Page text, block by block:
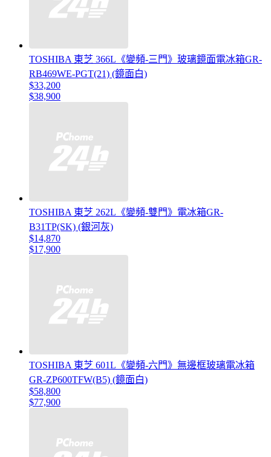
TOSHIBA 東芝 366L《變頻-三門》玻璃鏡面電冰箱GR-
RB469WE-PGT(21) (鏡面白)
$33,200
$38,900
TOSHIBA 東芝 262L《變頻-雙門》電冰箱GR-
B31TP(SK) (銀河灰)
$14,870
$17,900
TOSHIBA 東芝 601L《變頻-六門》無邊框玻璃電冰箱
GR-ZP600TFW(B5) (鏡面白)
$58,800
$77,900